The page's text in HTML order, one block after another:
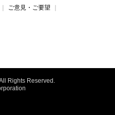
ご意見・ご要望
Rights Reserved.